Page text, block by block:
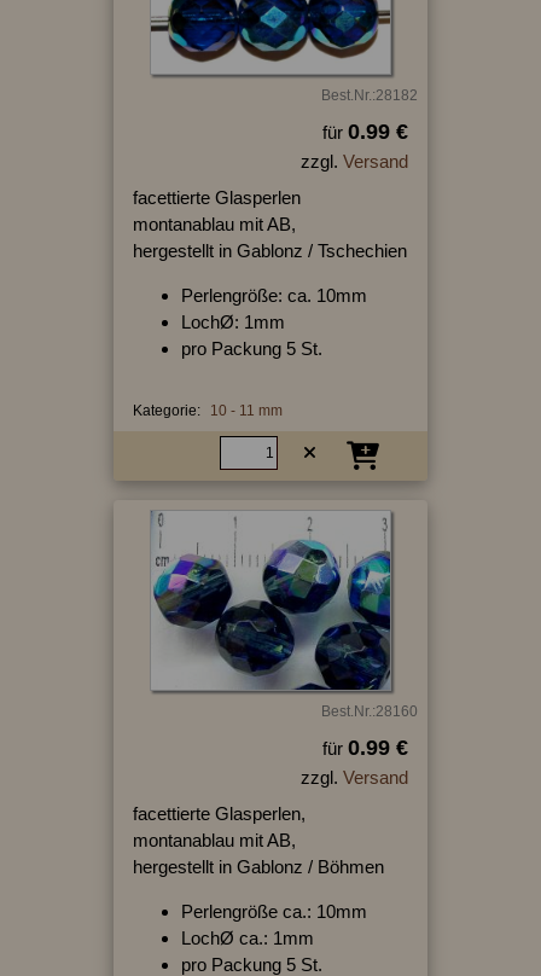
Best.Nr.:28182
für 0.99 €
zzgl. Versand
facettierte Glasperlen
montanablau mit AB,
hergestellt in Gablonz / Tschechien
Perlengröße: ca. 10mm
LochØ: 1mm
pro Packung 5 St.
Kategorie: 10 - 11 mm
Best.Nr.:28160
für 0.99 €
zzgl. Versand
facettierte Glasperlen,
montanablau mit AB,
hergestellt in Gablonz / Böhmen
Perlengröße ca.: 10mm
LochØ ca.: 1mm
pro Packung 5 St.